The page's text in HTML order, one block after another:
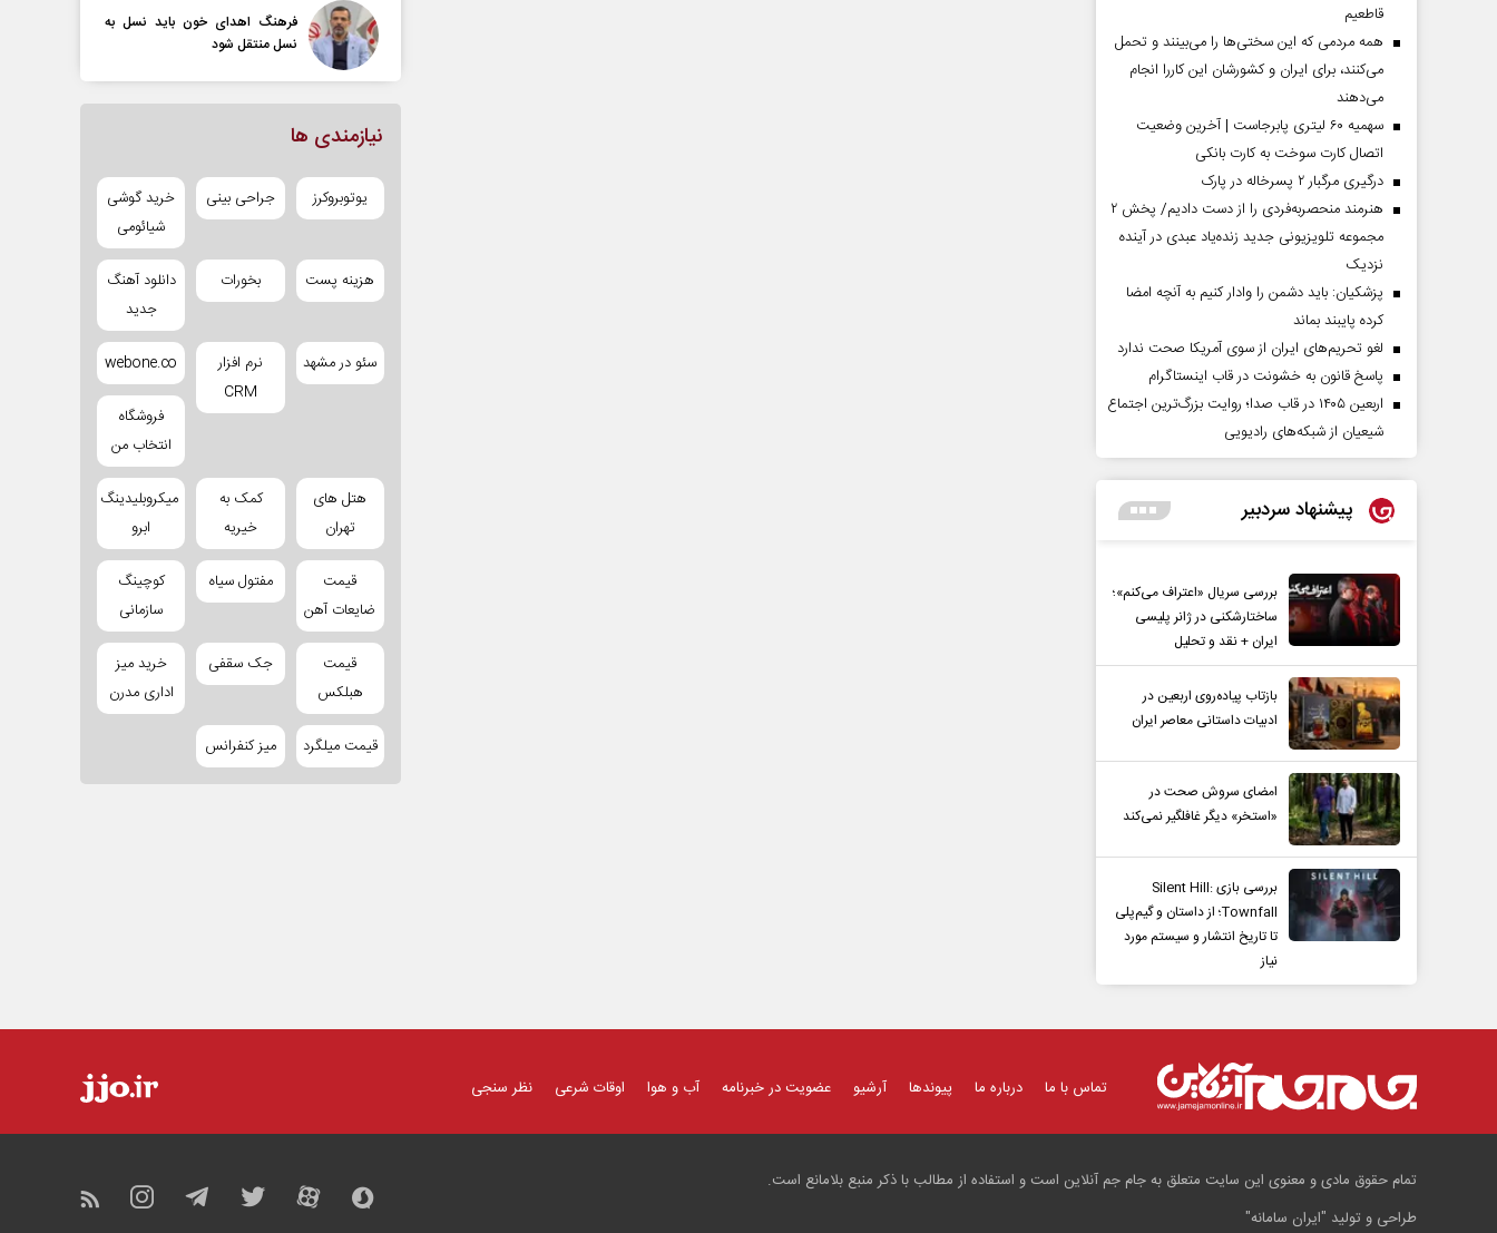
قاطعیم
همه مردمی که این سختی‌ها را می‌بینند و تحمل
می‌کنند، برای ایران و کشورشان این کاررا انجام
می‌دهند
سهمیه ۶۰ لیتری پابرجاست | آخرین وضعیت
اتصال کارت سوخت به کارت بانکی
درگیری مرگبار ۲ پسرخاله در پارک
هنرمند منحصر‌به‌فردی را از دست دادیم/ پخش ۲
مجموعه تلویزیونی جدید زنده‌یاد عبدی در آینده
نزدیک
پزشکیان: باید دشمن را وادار کنیم به آنچه امضا
کرده پایبند بماند
لغو تحریم‌های ایران از سوی آمریکا صحت ندارد
پاسخ قانون به خشونت در قاب اینستاگرام
اربعین ۱۴۰۵ در قاب صدا؛ روایت بزرگ‌ترین اجتماع
شیعیان از شبکه‌های رادیویی
پیشنهاد سردبیر
بررسی سریال «اعتراف می‌کنم»؛
ساختارشکنی در ژانر پلیسی
ایران + نقد و تحلیل
بازتاب پیاده‌روی اربعین در
ادبیات داستانی معاصر ایران
امضای سروش صحت در
«استخر» دیگر غافلگیر نمی‌کند
بررسی بازی Silent Hill:
Townfall؛ از داستان و گیم‌پلی
تا تاریخ انتشار و سیستم مورد
نیاز
فرهنگ اهدای خون باید نسل به
نسل منتقل شود
نیازمندی ها
یوتوبروکرز جراحی بینی
خرید گوشی
شیائومی
هزینه پست بخورات
دانلود آهنگ
جدید
سئو در مشهد
نرم افزار
CRM
webone.co
فروشگاه
انتخاب من
هتل های
تهران
کمک به
خیریه
میکروبلیدینگ
ابرو
قیمت
ضایعات آهن
مفتول سیاه
کوچینگ
سازمانی
قیمت
هبلکس
جک سقفی
خرید میز
اداری مدرن
قیمت میلگرد میز کنفرانس
تماس با ما درباره ما پیوندها آرشیو عضویت در خبرنامه آب و هوا اوقات شرعی نظر سنجی
تمام حقوق مادی و معنوی این سایت متعلق به جام جم آنلاین است و استفاده از مطالب با ذکر منبع بلامانع است.
طراحی و تولید "ایران سامانه"